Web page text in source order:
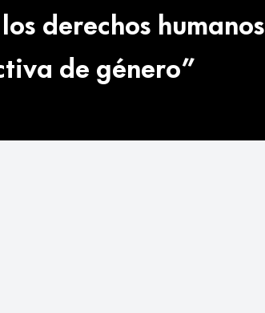
derechos humanos
de género”